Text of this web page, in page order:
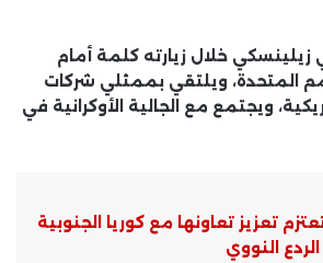
خلال زيارته كلمة أمام
المتحدة، ويلتقي بممثلي شركات
ويجتمع مع الجالية الأوكرانية في
تعزيز تعاونها مع كوريا الجنوبية
النووي